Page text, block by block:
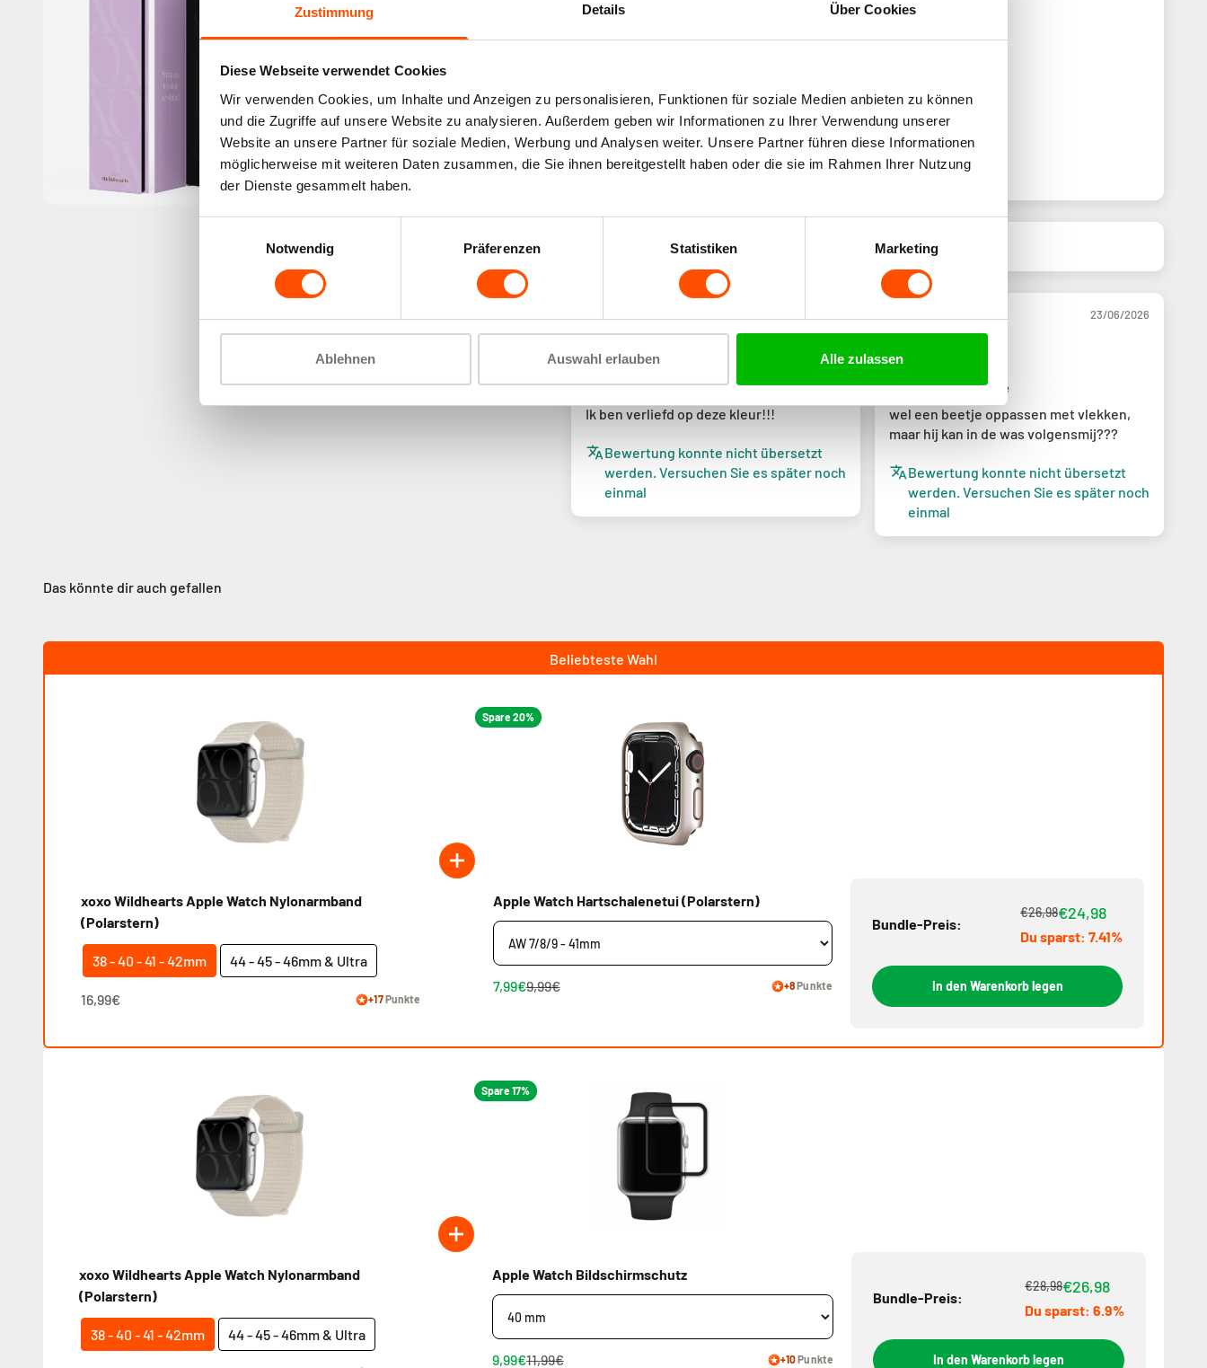
Zustimmung Details Über Cookies
Diese Webseite verwendet Cookies
Wir verwenden Cookies, um Inhalte und Anzeigen zu personalisieren, Funktionen für soziale Medien anbieten zu können
und die Zugriffe auf unsere Website zu analysieren. Außerdem geben wir Informationen zu Ihrer Verwendung unserer
Website an unsere Partner für soziale Medien, Werbung und Analysen weiter. Unsere Partner führen diese Informationen
möglicherweise mit weiteren Daten zusammen, die Sie ihnen bereitgestellt haben oder die sie im Rahmen Ihrer Nutzung
der Dienste gesammelt haben.
Notwendig
Präferenzen Statistiken Marketing
Ablehnen Auswahl erlauben Alle zulassen
1
Bewertung schreiben
Mooie kleur
Ik ben verliefd op deze kleur!!!
Bewertung konnte nicht übersetzt
werden. Versuchen Sie es später noch
einmal
23/06/2026
heel prettig bandje
wel een beetje oppassen met vlekken,
maar hij kan in de was volgensmij???
Bewertung konnte nicht übersetzt
werden. Versuchen Sie es später noch
einmal
Beliebteste Wahl
xoxo Wildhearts Apple Watch Nylonarmband
(Polarstern)
38 - 40 - 41 - 42mm 44 - 45 - 46mm & Ultra
16,99€ +17Punkte
Spare 20%
Apple Watch Hartschalenetui (Polarstern)
7,99€9,99€ +8Punkte
Bundle-Preis:
€26,98€24,98
Du sparst: 7.41%
In den Warenkorb legen
xoxo Wildhearts Apple Watch Nylonarmband
(Polarstern)
38 - 40 - 41 - 42mm 44 - 45 - 46mm & Ultra
Spare 17%
Apple Watch Bildschirmschutz
9,99€11,99€ +10Punkte
Bundle-Preis:
€28,98€26,98
Du sparst: 6.9%
In den Warenkorb legen